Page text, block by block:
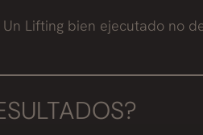
Lifting bien ejecutado no